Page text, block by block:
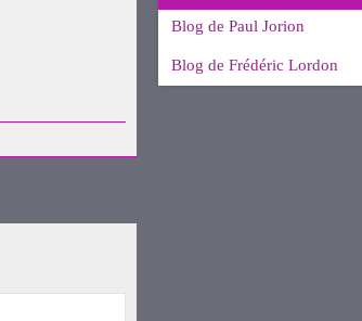
Blog de Paul Jorion
Blog de Frédéric Lordon